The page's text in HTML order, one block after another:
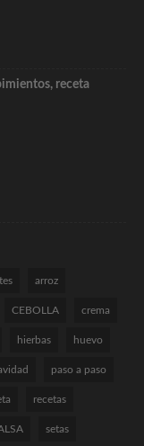
receta
arroz
CEBOLLA crema
hierbas huevo
paso a paso
recetas
setas